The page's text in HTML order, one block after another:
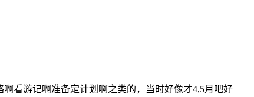
看游记啊准备定计划啊之类的，当时好像才4,5月吧好